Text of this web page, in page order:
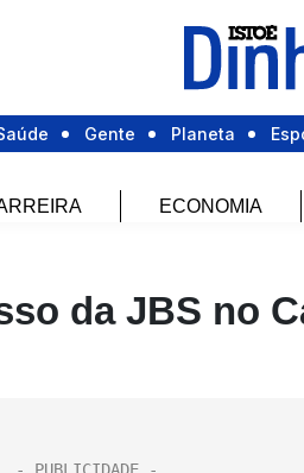
Gente Planeta
ECONOMIA
da JBS no